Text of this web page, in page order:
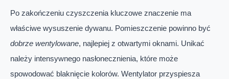
Po zakończeniu czyszczenia kluczowe znaczenie ma
właściwe wysuszenie dywanu. Pomieszczenie powinno być
dobrze wentylowane, najlepiej z otwartymi oknami. Unikać
należy intensywnego nasłonecznienia, które może
spowodować blaknięcie kolorów. Wentylator przyspiesza